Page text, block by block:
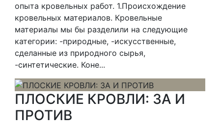
опыта кровельных работ. 1.Происхождение
кровельных материалов. Кровельные
материалы мы бы разделили на следующие
категории: -природные, -искусственные,
сделанные из природного сырья,
-синтетические. Коне...
ПЛОСКИЕ КРОВЛИ: ЗА И
ПРОТИВ